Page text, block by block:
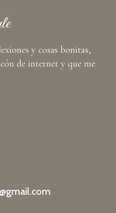
y cosas bonitas,
de internet y que me